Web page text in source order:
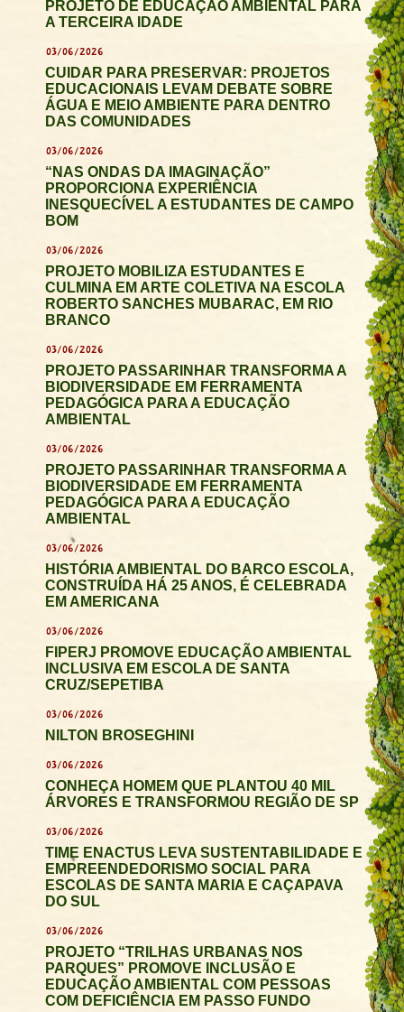
PROJETO DE EDUCAÇÃO AMBIENTAL PARA
A TERCEIRA IDADE
03/06/2026
CUIDAR PARA PRESERVAR: PROJETOS
EDUCACIONAIS LEVAM DEBATE SOBRE
ÁGUA E MEIO AMBIENTE PARA DENTRO
DAS COMUNIDADES
03/06/2026
“NAS ONDAS DA IMAGINAÇÃO”
PROPORCIONA EXPERIÊNCIA
INESQUECÍVEL A ESTUDANTES DE CAMPO
BOM
03/06/2026
PROJETO MOBILIZA ESTUDANTES E
CULMINA EM ARTE COLETIVA NA ESCOLA
ROBERTO SANCHES MUBARAC, EM RIO
BRANCO
03/06/2026
PROJETO PASSARINHAR TRANSFORMA A
BIODIVERSIDADE EM FERRAMENTA
PEDAGÓGICA PARA A EDUCAÇÃO
AMBIENTAL
03/06/2026
PROJETO PASSARINHAR TRANSFORMA A
BIODIVERSIDADE EM FERRAMENTA
PEDAGÓGICA PARA A EDUCAÇÃO
AMBIENTAL
03/06/2026
HISTÓRIA AMBIENTAL DO BARCO ESCOLA,
CONSTRUÍDA HÁ 25 ANOS, É CELEBRADA
EM AMERICANA
03/06/2026
FIPERJ PROMOVE EDUCAÇÃO AMBIENTAL
INCLUSIVA EM ESCOLA DE SANTA
CRUZ/SEPETIBA
03/06/2026
NILTON BROSEGHINI
03/06/2026
CONHEÇA HOMEM QUE PLANTOU 40 MIL
ÁRVORES E TRANSFORMOU REGIÃO DE SP
03/06/2026
TIME ENACTUS LEVA SUSTENTABILIDADE E
EMPREENDEDORISMO SOCIAL PARA
ESCOLAS DE SANTA MARIA E CAÇAPAVA
DO SUL
03/06/2026
PROJETO “TRILHAS URBANAS NOS
PARQUES” PROMOVE INCLUSÃO E
EDUCAÇÃO AMBIENTAL COM PESSOAS
COM DEFICIÊNCIA EM PASSO FUNDO